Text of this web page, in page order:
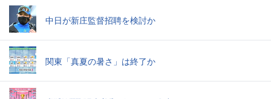
中日が新庄監督招聘を検討か
関東「真夏の暑さ」は終了か